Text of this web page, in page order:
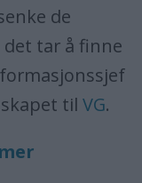
de
tar å finne
til VG.